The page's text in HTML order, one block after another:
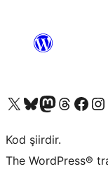
X (eski Twitter) hesabımıza bakın
Bluesky hesabımızı ziyaret edinMastodon hesabımızı ziyaret edinThreads hesabımızı ziyaret edinFacebook sayfamızı ziyaret edin
Instagram
Kod şiirdir.
The WordPress®